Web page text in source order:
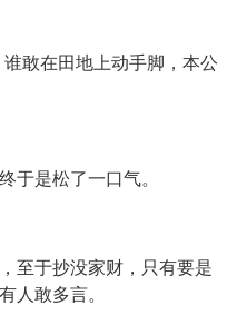
敢在田地上动手脚，本公
于是松了一口气。
至于抄没家财，只有要是
人敢多言。